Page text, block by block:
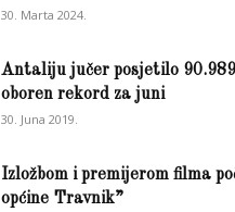
30. Marta 2024.
Antaliju jučer posjetilo 90.989
oboren rekord za juni
30. Juna 2019.
Izložbom i premijerom filma
općine Travnik”